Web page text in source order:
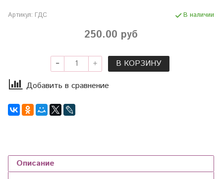
Артикул: ГДС В наличии
250.00 руб
В КОРЗИНУ
Добавить в сравнение
Описание